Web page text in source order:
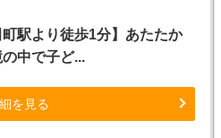
町駅より徒歩1分】あたたか
中で子ど...
を見る